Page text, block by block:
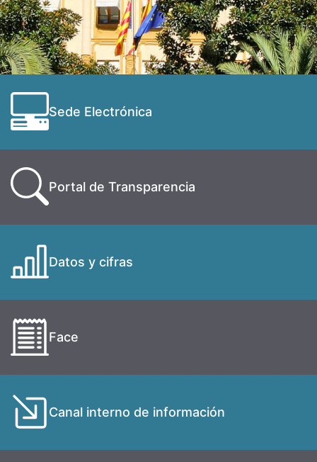
Sede Electrónica
Portal de Transparencia
Datos y cifras
Face
Canal interno de información